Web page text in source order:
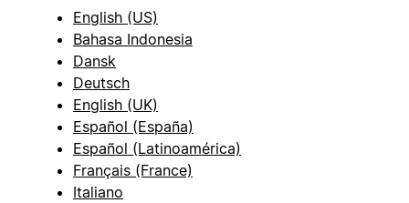
English (US)
Bahasa Indonesia
Dansk
Deutsch
English (UK)
Español (España)
Español (Latinoamérica)
Français (France)
Italiano